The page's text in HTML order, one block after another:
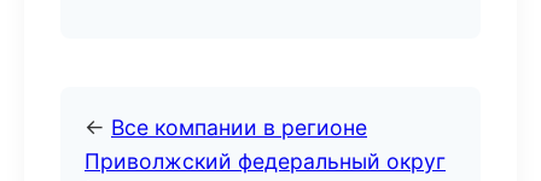
← Все компании в регионе
Приволжский федеральный округ